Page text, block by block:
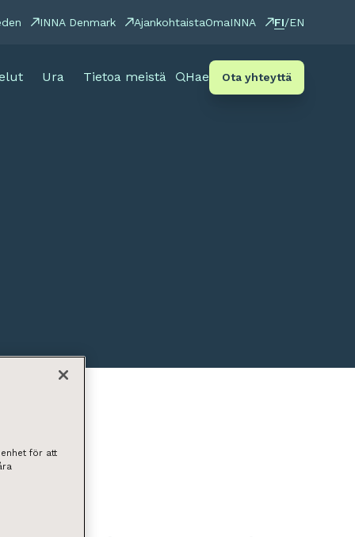
INNA Denmark AjankohtaistaOmaINNA FI/EN
Ura Tietoa meistä Hae Ota yhteyttä
för att